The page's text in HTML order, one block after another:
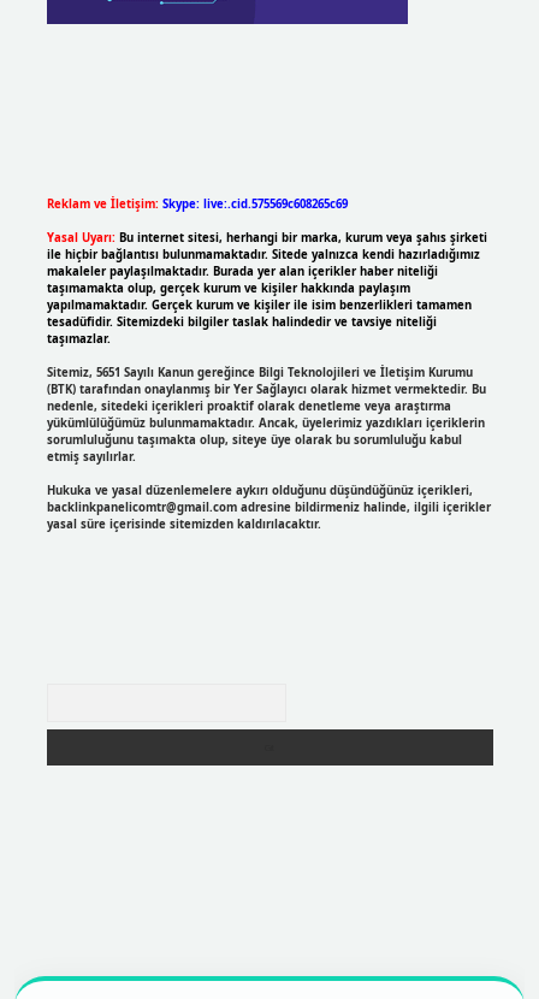
Reklam ve İletişim: Skype: live:.cid.575569c608265c69
Yasal Uyarı: Bu internet sitesi, herhangi bir marka, kurum veya şahıs şirketi
ile hiçbir bağlantısı bulunmamaktadır. Sitede yalnızca kendi hazırladığımız
makaleler paylaşılmaktadır. Burada yer alan içerikler haber niteliği
taşımamakta olup, gerçek kurum ve kişiler hakkında paylaşım
yapılmamaktadır. Gerçek kurum ve kişiler ile isim benzerlikleri tamamen
tesadüfidir. Sitemizdeki bilgiler taslak halindedir ve tavsiye niteliği
taşımazlar.
Sitemiz, 5651 Sayılı Kanun gereğince Bilgi Teknolojileri ve İletişim Kurumu
(BTK) tarafından onaylanmış bir Yer Sağlayıcı olarak hizmet vermektedir. Bu
nedenle, sitedeki içerikleri proaktif olarak denetleme veya araştırma
yükümlülüğümüz bulunmamaktadır. Ancak, üyelerimiz yazdıkları içeriklerin
sorumluluğunu taşımakta olup, siteye üye olarak bu sorumluluğu kabul
etmiş sayılırlar.
Hukuka ve yasal düzenlemelere aykırı olduğunu düşündüğünüz içerikleri,
backlinkpanelicomtr@gmail.comadresine bildirmeniz halinde, ilgili içerikler
yasal süre içerisinde sitemizden kaldırılacaktır.